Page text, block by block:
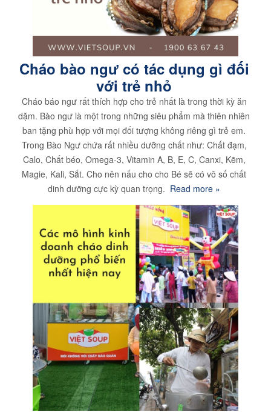
Cháo bào ngư có tác dụng gì đối
với trẻ nhỏ
Cháo báo ngư rất thích hợp cho trẻ nhất là trong thời kỳ ăn
dặm. Bào ngư là một trong những siêu phẩm mà thiên nhiên
ban tặng phù hợp với mọi đối tượng không riêng gì trẻ em.
Trong Bào Ngư chứa rất nhiều dưỡng chất như: Chất đạm,
Calo, Chất béo, Omega-3, Vitamin A, B, E, C, Canxi, Kẽm,
Magie, Kali, Sắt. Cho nên nấu cho cho Bé sẽ có vô số chất
dinh dưỡng cực kỳ quan trọng. Read more »